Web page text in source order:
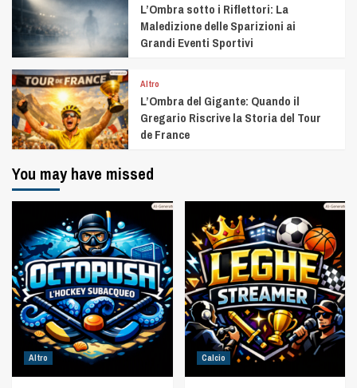
L’Ombra sotto i Riflettori: La
Maledizione delle Sparizioni ai
Grandi Eventi Sportivi
Altro
L’Ombra del Gigante: Quando il
Gregario Riscrive la Storia del Tour
de France
You may have missed
Altro Calcio